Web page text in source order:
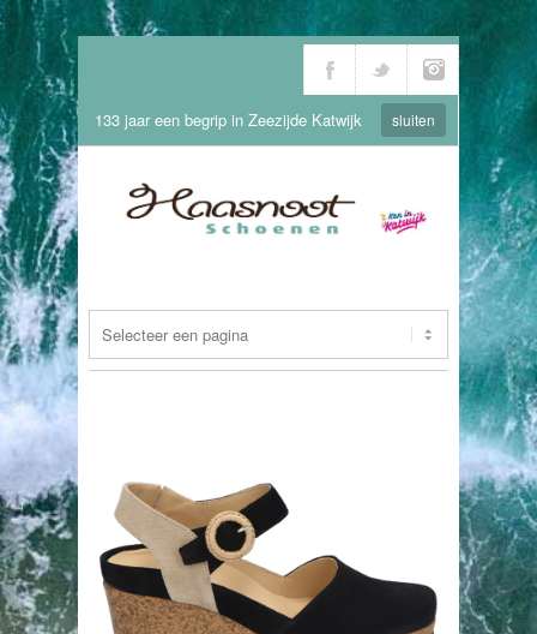
133 jaar een begrip in Zeezijde Katwijk sluiten